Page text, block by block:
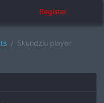
Register
Skundziu player